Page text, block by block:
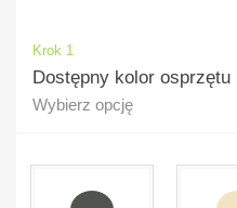
Krok 1
Dostępny kolor osprzętu
Wybierz opcję